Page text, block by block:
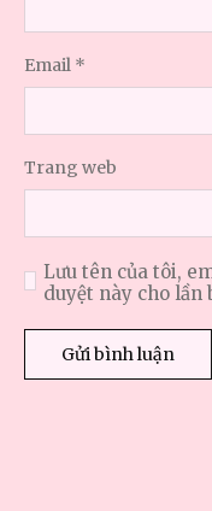
Email *
Trang web
Lưu tên của tôi,
duyệt này cho lần